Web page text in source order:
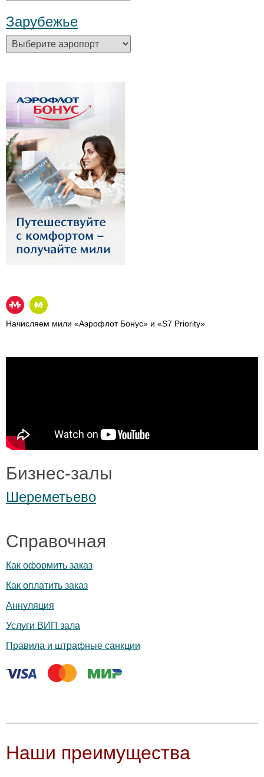
Зарубежье
Начисляем мили «Аэрофлот Бонус» и «S7 Priority»
Бизнес-залы
Шереметьево
Справочная
Как оформить заказ
Как оплатить заказ
Аннуляция
Услуги ВИП зала
Правила и штрафные санкции
Наши преимущества